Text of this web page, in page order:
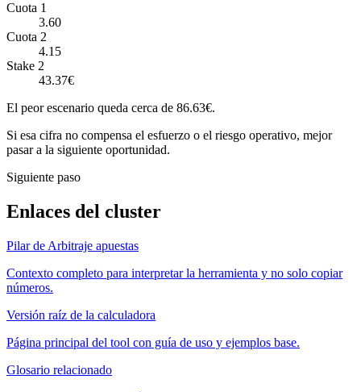
Cuota 1
3.60
Cuota 2
4.15
Stake 2
43.37€
El peor escenario queda cerca de 86.63€.
Si esa cifra no compensa el esfuerzo o el riesgo operativo, mejor
pasar a la siguiente oportunidad.
Siguiente paso
Enlaces del cluster
Pilar de Arbitraje apuestas
Contexto completo para interpretar la herramienta y no solo copiar
números.
Versión raíz de la calculadora
Página principal del tool con guía de uso y ejemplos base.
Glosario relacionado